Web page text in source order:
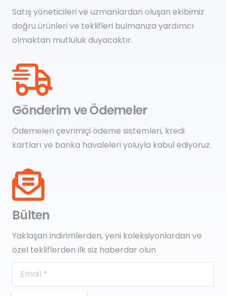
Satış yöneticileri ve uzmanlardan oluşan ekibimiz
doğru ürünleri ve teklifleri bulmanıza yardımcı
olmaktan mutluluk duyacaktır.
Gönderim ve Ödemeler
Ödemeleri çevrimiçi ödeme sistemleri, kredi
kartları ve banka havaleleri yoluyla kabul ediyoruz.
Bülten
Yaklaşan indirimlerden, yeni koleksiyonlardan ve
özel tekliflerden ilk siz haberdar olun